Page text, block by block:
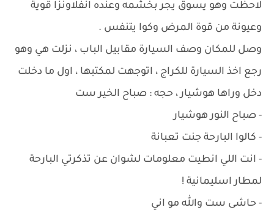
لاحظت وهو يسوق يجر بخشمه وعنده انفلاونزا قوية
وعيونة من قوة المرض وكوا يتنفس .
وصل للمكان وصف السيارة مقابيل الباب ، نزلت هي وهو
رجع اخذ السيارة للكراج ، اتوجهت لمكتبها ، اول ما دخلت
دخل وراها هوشيار ، حجه : صباح الخير ست
- صباح النور هوشيار
- كالوا البارحة جنت تعبانة
- انت اللي انطيت معلومات لشوان عن تذكرتي البارحة
لمطار اسليمانية !
- حاشى ست والله مو اني